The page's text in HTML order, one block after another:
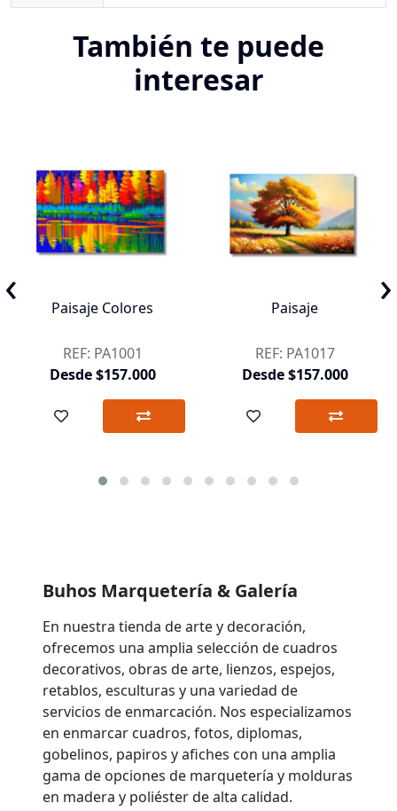
También te puede
interesar
Paisaje Colores
REF: PA1001
Desde $157.000
Paisaje
REF: PA1017
Desde $157.000
‹ ›
Buhos Marquetería & Galería
En nuestra tienda de arte y decoración,
ofrecemos una amplia selección de cuadros
decorativos, obras de arte, lienzos, espejos,
retablos, esculturas y una variedad de
servicios de enmarcación. Nos especializamos
en enmarcar cuadros, fotos, diplomas,
gobelinos, papiros y afiches con una amplia
gama de opciones de marquetería y molduras
en madera y poliéster de alta calidad.